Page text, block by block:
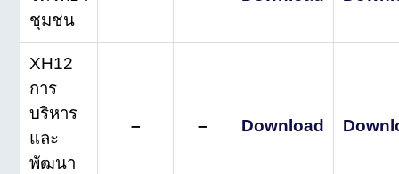
ชุมชน
XH12
การ
บริหาร
และ
พัฒนา
– – Download